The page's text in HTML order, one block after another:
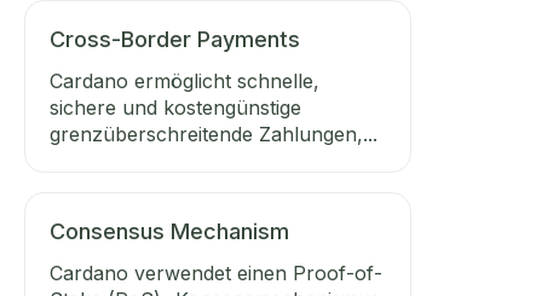
Cross-Border Payments
Cardano ermöglicht schnelle,
sichere und kostengünstige
grenzüberschreitende Zahlungen,...
Consensus Mechanism
Cardano verwendet einen Proof-of-